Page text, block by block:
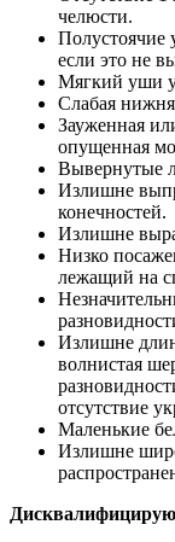
челюсти.
Полустоячие
если это не
Мягкий уши у
Слабая
Зауженная
опущенная
Вывернутые
Излишне
конечностей.
Излишне
Низко
лежащий на
Излишне
волнистая
отсутствие
Маленькие
Излишне